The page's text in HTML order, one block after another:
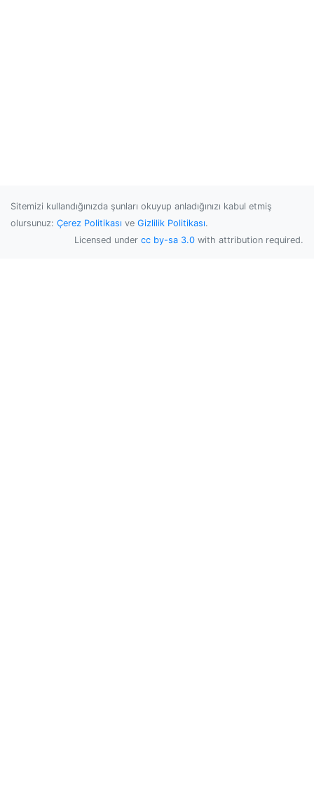
Sitemizi kullandığınızda şunları okuyup anladığınızı kabul etmiş
olursunuz: Çerez Politikası ve Gizlilik Politikası.
Licensed under cc by-sa 3.0 with attribution required.